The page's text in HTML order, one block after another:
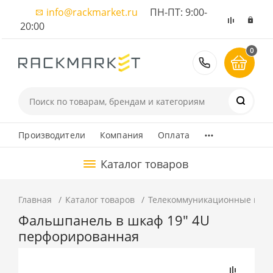
info@rackmarket.ru ПН-ПТ: 9:00-
20:00
8 (495)
0
Производители Компания Оплата ...
Каталог товаров
Главная Каталог товаров Телекоммуникационные
Фальшпанель в шкаф 19" 4U
перфорированная